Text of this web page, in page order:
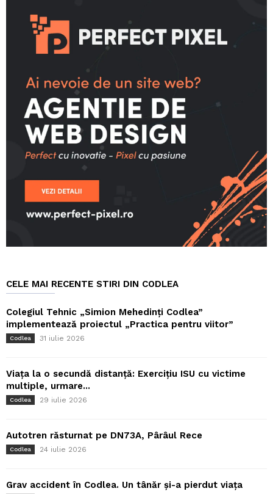
CELE MAI RECENTE STIRI DIN CODLEA
Colegiul Tehnic „Simion Mehedinți Codlea”
implementează proiectul „Practica pentru viitor”
Codlea 31 iulie 2026
Viața la o secundă distanță: Exercițiu ISU cu victime
multiple, urmare...
Codlea 29 iulie 2026
Autotren răsturnat pe DN73A, Pârâul Rece
Codlea 24 iulie 2026
Grav accident în Codlea. Un tânăr și-a pierdut viața